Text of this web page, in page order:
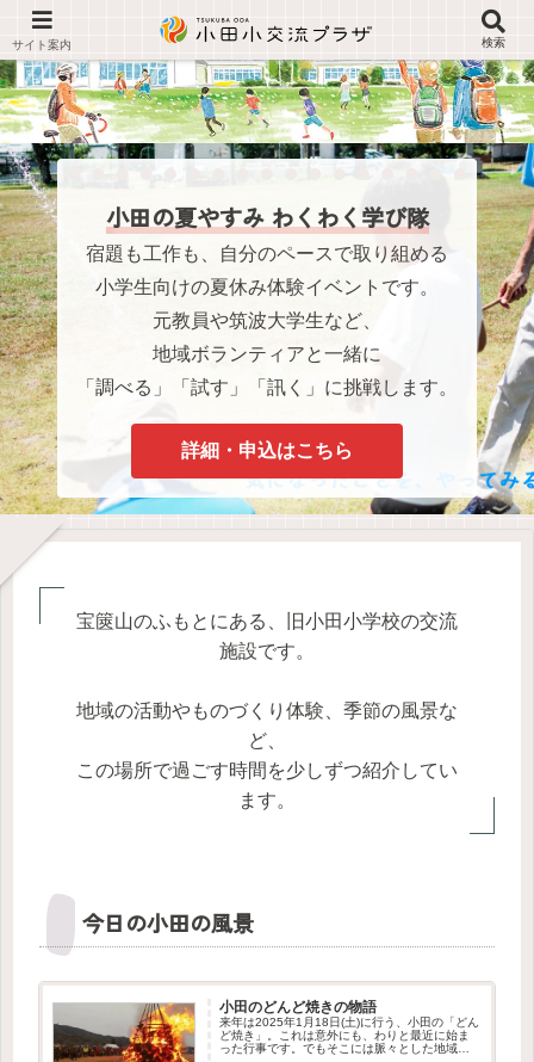
小田の夏やすみ わくわく学び隊
宿題も工作も、自分のペースで取り組める
小学生向けの夏休み体験イベントです。
元教員や筑波大学生など、
地域ボランティアと一緒に
「調べる」「試す」「訊く」に挑戦します。
詳細・申込はこちら
宝篋山のふもとにある、旧小田小学校の交流
施設です。
地域の活動やものづくり体験、季節の風景な
ど、
この場所で過ごす時間を少しずつ紹介してい
ます。
今日の小田の風景
小田のどんど焼きの物語
来年は2025年1月18日(土)に行う、小田の「どん
ど焼き」。これは意外にも、わりと最近に始ま
った行事です。でもそこには脈々とした地域の
検索